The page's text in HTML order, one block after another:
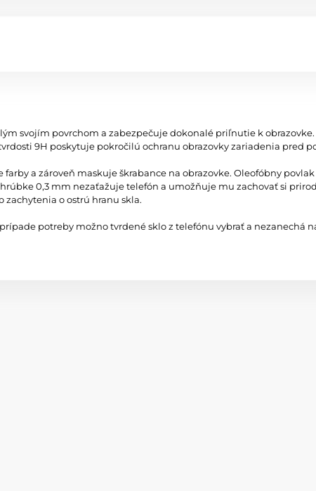
svojím povrchom a zabezpečuje dokonalé priľnutie k
9H poskytuje pokročilú ochranu obrazovky zariadenia pred
farby a zároveň maskuje škrabance na obrazovke. Oleofóbny
0,3 mm nezaťažuje telefón a umožňuje mu zachovať si
o ostrú hranu skla.
potreby možno tvrdené sklo z telefónu vybrať a nezanechá